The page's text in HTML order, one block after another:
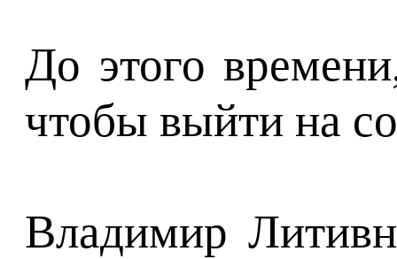
До этого
чтобы выйти на
Владимир